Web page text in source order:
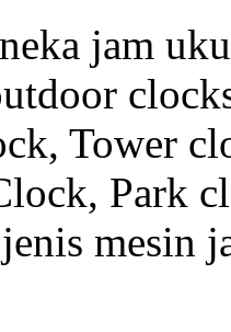
jam
Tower
Park
mesin